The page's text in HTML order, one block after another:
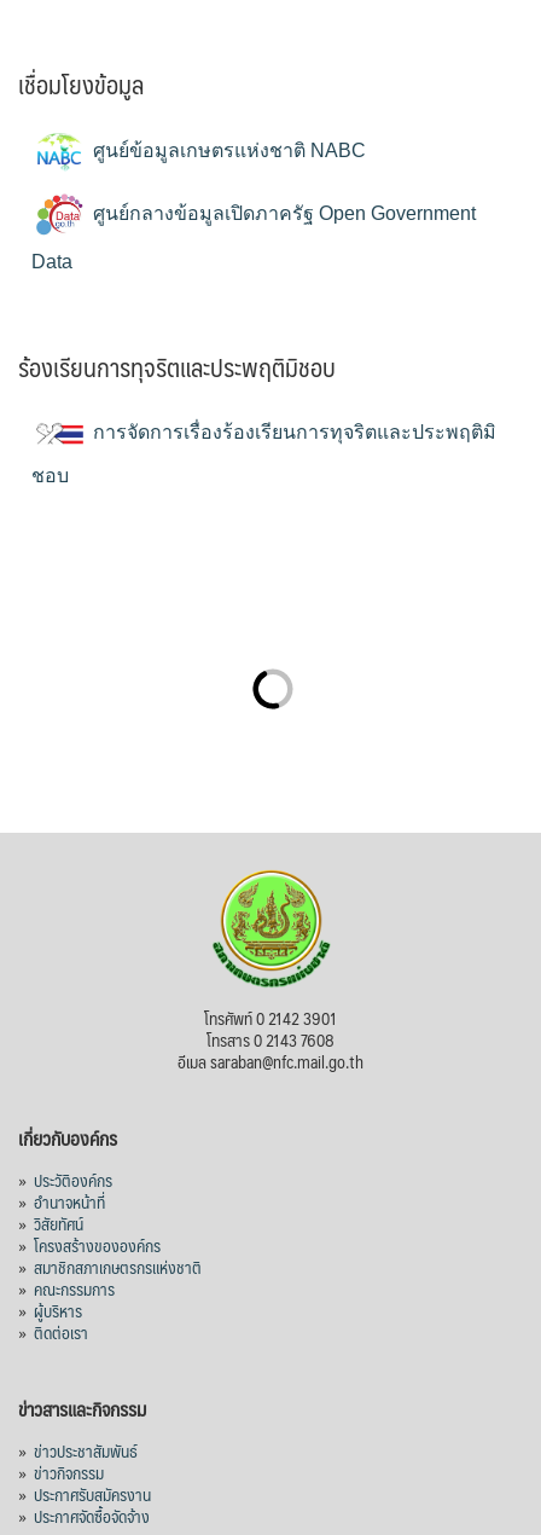
เชื่อมโยงข้อมูล
ศูนย์ข้อมูลเกษตรแห่งชาติ NABC
ศูนย์กลางข้อมูลเปิดภาครัฐ Open Government
Data
ร้องเรียนการทุจริตและประพฤติมิชอบ
การจัดการเรื่องร้องเรียนการทุจริตและประพฤติมิ
ชอบ
โทรศัพท์ 0 2142 3901
โทรสาร 0 2143 7608
อีเมล saraban@nfc.mail.go.th
เกี่ยวกับองค์กร
» ประวัติองค์กร
» อำนาจหน้าที่
» วิสัยทัศน์
» โครงสร้างขององค์กร
» สมาชิกสภาเกษตรกรแห่งชาติ
» คณะกรรมการ
» ผู้บริหาร
» ติดต่อเรา
ข่าวสารและกิจกรรม
» ข่าวประชาสัมพันธ์
» ข่าวกิจกรรม
» ประกาศรับสมัครงาน
» ประกาศจัดซื้อจัดจ้าง